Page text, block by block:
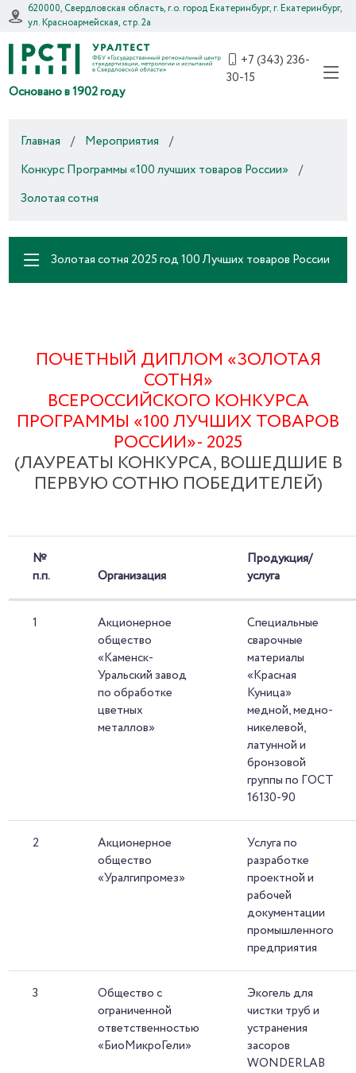
620000, Свердловская область, г.о. город Екатеринбург, г. Екатеринбург,
ул. Красноармейская, стр. 2а
Основано в 1902 году
+7 (343) 236-
30-15
Главная / Мероприятия
/
Конкурс Программы «100 лучших товаров России»
/
Золотая сотня
Золотая сотня 2025 год 100 Лучших товаров России
ПОЧЕТНЫЙ ДИПЛОМ «ЗОЛОТАЯ
СОТНЯ»
ВСЕРОССИЙСКОГО КОНКУРСА
ПРОГРАММЫ «100 ЛУЧШИХ ТОВАРОВ
РОССИИ»- 2025
(ЛАУРЕАТЫ КОНКУРСА, ВОШЕДШИЕ В
ПЕРВУЮ СОТНЮ ПОБЕДИТЕЛЕЙ)
№
п.п.
Организация
Продукция/
услуга
1
Акционерное
общество
«Каменск-
Уральский завод
по обработке
цветных
металлов»
Специальные
сварочные
материалы
«Красная
Куница»
медной, медно-
никелевой,
латунной и
бронзовой
группы по ГОСТ
16130-90
2
Акционерное
общество
«Уралгипромез»
Услуга по
разработке
проектной и
рабочей
документации
промышленного
предприятия
3
Общество с
ограниченной
ответственностью
«БиоМикроГели»
Экогель для
чистки труб и
устранения
засоров
WONDERLAB